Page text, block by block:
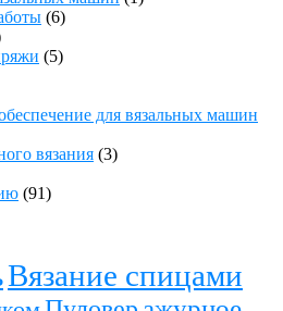
(6)
(5)
для вязальных машин
вязания (3)
(91)
Вязание спицами